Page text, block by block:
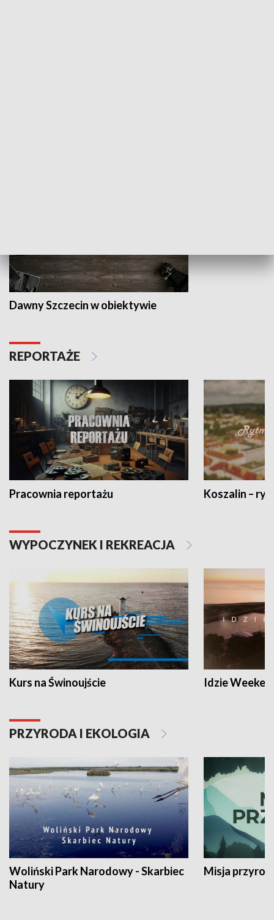
Dawny Szczecin w obiektywie
REPORTAŻE
Pracownia reportażu Koszalin –
WYPOCZYNEK I REKREACJA
Kurs na Świnoujście Idzie
PRZYRODA I EKOLOGIA
Woliński Park Narodowy - Skarbiec
Natury
Misja